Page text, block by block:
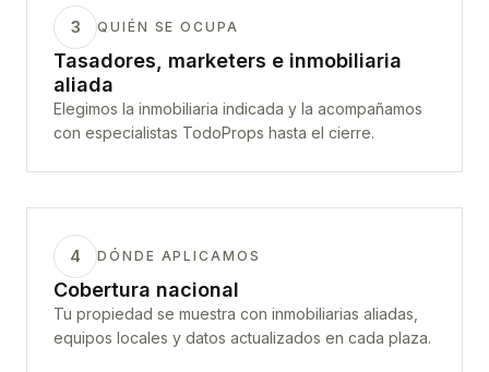
3 QUIÉN SE OCUPA
Tasadores, marketers e inmobiliaria
aliada
Elegimos la inmobiliaria indicada y la acompañamos
con especialistas TodoProps hasta el cierre.
4 DÓNDE APLICAMOS
Cobertura nacional
Tu propiedad se muestra con inmobiliarias aliadas,
equipos locales y datos actualizados en cada plaza.